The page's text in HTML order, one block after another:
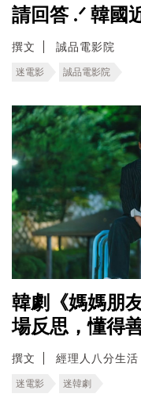
請回答 .ᐟ 韓國
撰文 誠品電影院
迷電影 誠品電影院
韓劇《媽媽朋
場反思，懂得
撰文 經理人八分生活
迷電影 迷韓劇